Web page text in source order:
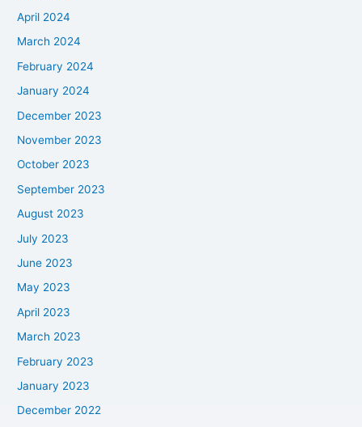
April 2024
March 2024
February 2024
January 2024
December 2023
November 2023
October 2023
September 2023
August 2023
July 2023
June 2023
May 2023
April 2023
March 2023
February 2023
January 2023
December 2022